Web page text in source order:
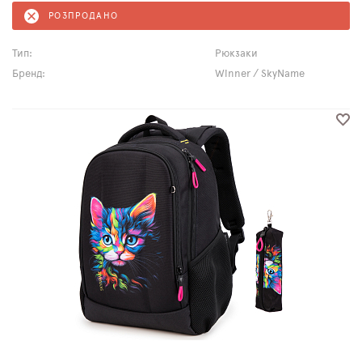
РОЗПРОДАНО
Тип:
Рюкзаки
Бренд:
Winner / SkyName